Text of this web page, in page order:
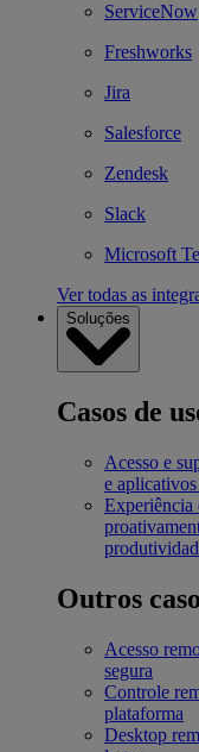
ServiceNow
Freshworks
Jira
Salesforce
Zendesk
Slack
Microsoft
Ver todas as
Soluções
Casos de
Acesso e
e
Outros
Acesso
segura
Controle
plataforma
Desktop